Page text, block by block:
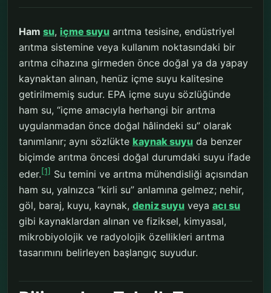
Ham su, içme suyu arıtma tesisine, endüstriyel
arıtma sistemine veya kullanım noktasındaki bir
arıtma cihazına girmeden önce doğal ya da yapay
kaynaktan alınan, henüz içme suyu kalitesine
getirilmemiş sudur. EPA içme suyu sözlüğünde
ham su, “içme amacıyla herhangi bir arıtma
uygulanmadan önce doğal hâlindeki su” olarak
tanımlanır; aynı sözlükte kaynak suyu da benzer
biçimde arıtma öncesi doğal durumdaki suyu ifade
eder.[1] Su temini ve arıtma mühendisliği açısından
ham su, yalnızca “kirli su” anlamına gelmez; nehir,
göl, baraj, kuyu, kaynak, deniz suyu veya acı su
gibi kaynaklardan alınan ve fiziksel, kimyasal,
mikrobiyolojik ve radyolojik özellikleri arıtma
tasarımını belirleyen başlangıç suyudur.